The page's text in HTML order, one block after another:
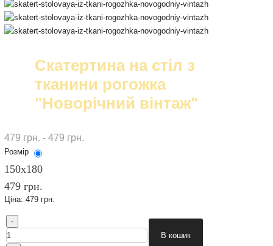
Скатертина на стіл з
тканини рогожка
"Новорічний вінтаж"
479 грн. - 479 грн.
Розмір
150х180
479 грн.
Ціна: 479 грн.